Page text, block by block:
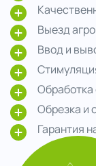
Выезд
Ввод и
Обработка
Обрезка и
Гарантия